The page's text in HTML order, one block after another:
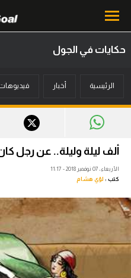
أخبار
ميركاتو
مسابقة التوقعات
فيديوهات
عدسات
حكايات في الجول
الرئيسية أخبار
ألف ليلة وليلة.. عن رجل
الأربعاء، 07 نوفمبر 2018 - 11:17
كتب : لؤي هشام